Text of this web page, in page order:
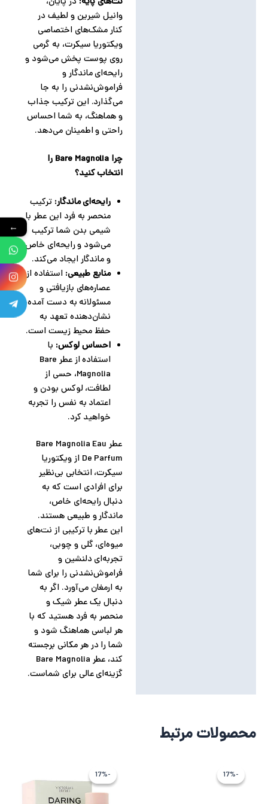
وانیل شیرین و لطیف در
کنار مشک‌های اختصاصی
ویکتوریا سیکرت، به گرمی
روی پوست پخش می‌شود و
رایحه‌ای ماندگار و
فراموش‌نشدنی را به جا
می‌گذارد. این ترکیب جذاب
و هماهنگ، به شما احساس
راحتی و اطمینان می‌دهد.
چرا Bare Magnolia را
انتخاب کنید؟
رایحه‌ای ماندگار: ترکیب
منحصر به فرد این عطر با
شیمی بدن شما ترکیب
می‌شود و رایحه‌ای خاص
و ماندگار ایجاد می‌کند.
منابع طبیعی: استفاده از
عصاره‌های بازیافتی و
مسئولانه به دست آمده،
نشان‌دهنده تعهد به
حفظ محیط زیست است.
احساس لوکس: با
استفاده از عطر Bare
Magnolia، حسی از
لطافت، لوکس بودن و
اعتماد به نفس را تجربه
خواهید کرد.
عطر Bare Magnolia Eau
De Parfum از ویکتوریا
سیکرت، انتخابی بی‌نظیر
برای افرادی است که به
دنبال رایحه‌ای خاص،
ماندگار و طبیعی هستند.
این عطر با ترکیبی از نت‌های
میوه‌ای، گلی و چوبی،
تجربه‌ای دلنشین و
فراموش‌نشدنی را برای شما
به ارمغان می‌آورد. اگر به
دنبال یک عطر شیک و
منحصر به فرد هستید که با
هر لباسی هماهنگ شود و
شما را در هر مکانی برجسته
کند، عطر Bare Magnolia
گزینه‌ای عالی برای شماست.
محصولات مرتبط
-17%-17%
16,447,034 تومان
13,705,863 تومان -17%-17%
←